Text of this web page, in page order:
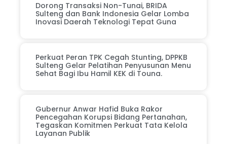
Dorong Transaksi Non-Tunai, BRIDA
Sulteng dan Bank Indonesia Gelar Lomba
Inovasi Daerah Teknologi Tepat Guna
Perkuat Peran TPK Cegah Stunting, DPPKB
Sulteng Gelar Pelatihan Penyusunan Menu
Sehat Bagi Ibu Hamil KEK di Touna.
Gubernur Anwar Hafid Buka Rakor
Pencegahan Korupsi Bidang Pertanahan,
Tegaskan Komitmen Perkuat Tata Kelola
Layanan Publik